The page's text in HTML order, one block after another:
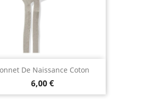
De Naissance Coton
6,00 €